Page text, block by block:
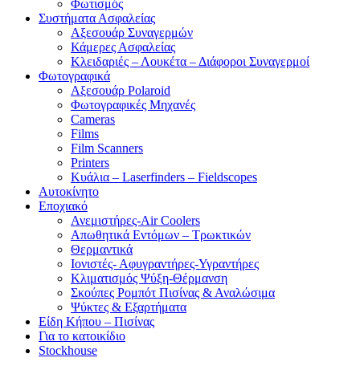
Φωτισμός
Συστήματα Ασφαλείας
Αξεσουάρ Συναγερμών
Κάμερες Ασφαλείας
Κλειδαριές – Λουκέτα – Διάφοροι Συναγερμοί
Φωτογραφικά
Αξεσουάρ Polaroid
Φωτογραφικές Μηχανές
Cameras
Films
Film Scanners
Printers
Κυάλια – Laserfinders – Fieldscopes
Αυτοκίνητο
Εποχιακό
Ανεμιστήρες-Air Coolers
Απωθητικά Εντόμων – Τρωκτικών
Θερμαντικά
Ιονιστές- Αφυγραντήρες-Υγραντήρες
Κλιματισμός Ψύξη-Θέρμανση
Σκούπες Ρομπότ Πισίνας & Αναλώσιμα
Ψύκτες & Εξαρτήματα
Είδη Κήπου – Πισίνας
Για το κατοικίδιο
Stockhouse